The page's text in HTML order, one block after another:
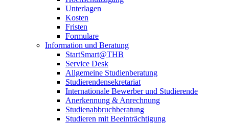
Unterlagen
Kosten
Fristen
Formulare
Information und Beratung
StartSmart@THB
Service Desk
Allgemeine Studienberatung
Studierendensekretariat
Internationale Bewerber und Studierende
Anerkennung & Anrechnung
Studienabbruchberatung
Studieren mit Beeinträchtigung